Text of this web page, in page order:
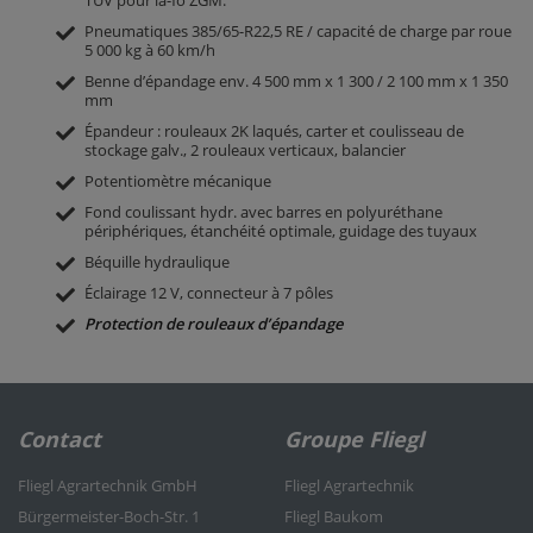
Pneumatiques 385/65-R22,5 RE / capacité de charge par roue
5 000 kg à 60 km/h
Benne d’épandage env. 4 500 mm x 1 300 / 2 100 mm x 1 350
mm
Épandeur : rouleaux 2K laqués, carter et coulisseau de
stockage galv., 2 rouleaux verticaux, balancier
Potentiomètre mécanique
Fond coulissant hydr. avec barres en polyuréthane
périphériques, étanchéité optimale, guidage des tuyaux
Béquille hydraulique
Éclairage 12 V, connecteur à 7 pôles
Protection de rouleaux d’épandage
Contact
Fliegl Agrartechnik GmbH
Bürgermeister-Boch-Str. 1
Groupe Fliegl
Fliegl Agrartechnik
Fliegl Baukom